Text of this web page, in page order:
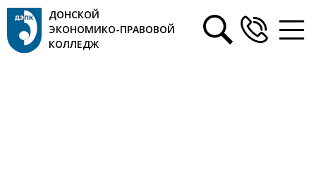
ДОНСКОЙ
ЭКОНОМИКО-ПРАВОВОЙ
КОЛЛЕДЖ